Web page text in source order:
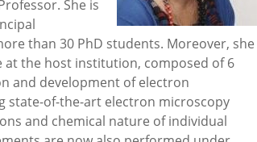
She is
than 30 PhD students. Moreover, she
at the host institution, composed of 6
and development of electron
state-of-the-art electron microscopy
and chemical nature of individual